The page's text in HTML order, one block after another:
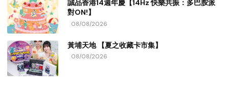
誠品香港14週年慶【14Hz 快樂共振：多巴胺派
對ON!】
08/08/2026
黃埔天地 【夏之收藏卡市集】
08/08/2026